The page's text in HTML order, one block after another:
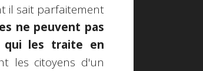
il sait parfaitement
ne peuvent pas
qui les traite en
les citoyens d'un